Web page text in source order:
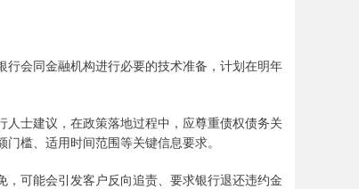
会同金融机构进行必要的技术准备，计划在明年
士建议，在政策落地过程中，应尊重债权债务关
槛、适用时间范围等关键信息要求。
可能会引发客户反向追责、要求银行退还违约金